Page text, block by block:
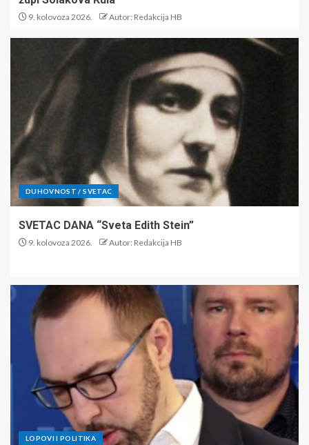
9. kolovoza 2026. Autor: Redakcija HB
DUHOVNOST / SVETAC
SVETAC DANA “Sveta Edith Stein”
9. kolovoza 2026. Autor: Redakcija HB
LOPOVI I POLITIKA